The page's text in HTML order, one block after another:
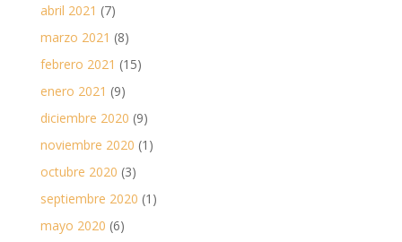
abril 2021 (7)
marzo 2021 (8)
febrero 2021 (15)
enero 2021 (9)
diciembre 2020 (9)
noviembre 2020 (1)
octubre 2020 (3)
septiembre 2020 (1)
mayo 2020 (6)